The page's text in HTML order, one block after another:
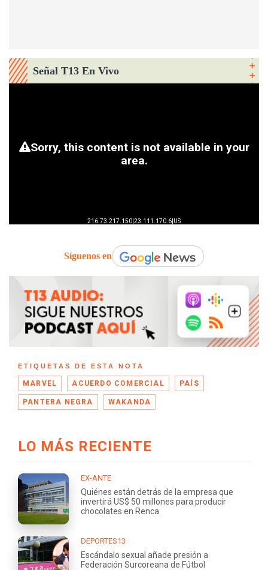
Señal T13 En Vivo
Síguenos en
ETIQUETAS DE ESTA NOTA
MARVEL ACUERDO COMERCIAL PAÍS
PANTERA NEGRA WAKANDA
LO MÁS RECIENTE
EX-ANTE
Quiénes están detrás de la empresa que
invertirá US$ 50 millones para producir
chocolates en Renca
DEPORTES13
Escándalo sexual añade presión a
Federación Surcoreana de Fútbol